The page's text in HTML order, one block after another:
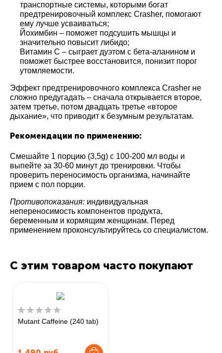
транспортные системы, которыми богат
предтренировочный комплекс Crasher, помогают
ему лучше усваиваться;
Йохимбин – поможет подсушить мышцы и
значительно повысит либидо;
Витамин С – сыграет дуэтом с бета-аланином и
поможет быстрее восстановится, понизит порог
утомляемости.
Эффект предтренировочного комплекса Crasher не
сложно предугадать – сначала открывается второе,
затем третье, потом двадцать третье «второе
дыхание», что приводит к безумным результатам.
Рекомендации по применению:
Смешайте 1 порцию (3,5g) с 100-200 мл воды и
выпейте за 30-60 минут до тренировки. Чтобы
проверить переносимость организма, начинайте
прием с пол порции.
Противопоказания: индивидуальная
непереносимость компонентов продукта,
беременным и кормящим женщинам. Перед
применением проконсультируйтесь со специалистом.
С этим товаром часто покупают
Mutant Caffeine (240 tab)